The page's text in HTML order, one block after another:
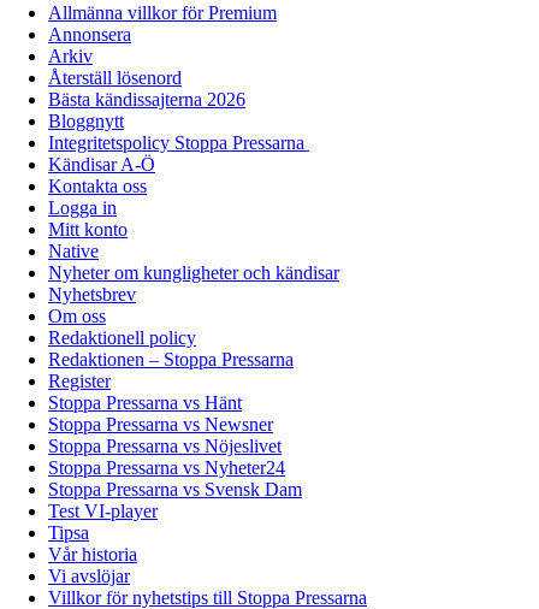
Allmänna villkor för Premium
Annonsera
Arkiv
Återställ lösenord
Bästa kändissajterna 2026
Bloggnytt
Integritetspolicy Stoppa Pressarna
Kändisar A-Ö
Kontakta oss
Logga in
Mitt konto
Native
Nyheter om kungligheter och kändisar
Nyhetsbrev
Om oss
Redaktionell policy
Redaktionen – Stoppa Pressarna
Register
Stoppa Pressarna vs Hänt
Stoppa Pressarna vs Newsner
Stoppa Pressarna vs Nöjeslivet
Stoppa Pressarna vs Nyheter24
Stoppa Pressarna vs Svensk Dam
Test VI-player
Tipsa
Vår historia
Vi avslöjar
Villkor för nyhetstips till Stoppa Pressarna